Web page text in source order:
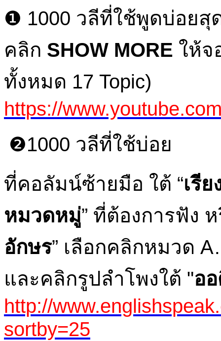
❶ 1000 วลีที่ใช้พูดบ่อยสุ
คลิก SHOW MORE ให้จ
ทั้งหมด 17 Topic)
https://
❷1000 วลีที่ใช้บ่อย
ที่คอลัมน์ซ้ายมือ ใต้ “เรี
หมวดหมู่” ที่ต้องการฟัง
อักษร” เลือกคลิกหมวด
และคลิกรูปลำโพงใต้ "อ
http://
sortby=25